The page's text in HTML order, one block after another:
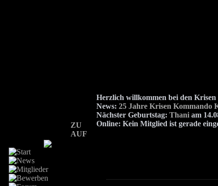
ZU
AUF
Herzlich willkommen bei den
News: 25 Jahre Krisen Kommando
Nächster Geburtstag: Thani am
Online: Kein Mitglied ist gerade